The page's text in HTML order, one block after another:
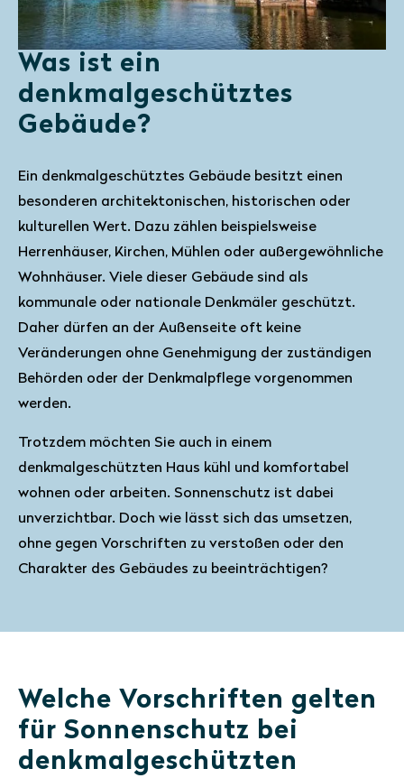
Was ist ein
denkmalgeschütztes
Gebäude?
Ein denkmalgeschütztes Gebäude besitzt einen
besonderen architektonischen, historischen oder
kulturellen Wert. Dazu zählen beispielsweise
Herrenhäuser, Kirchen, Mühlen oder außergewöhnliche
Wohnhäuser. Viele dieser Gebäude sind als
kommunale oder nationale Denkmäler geschützt.
Daher dürfen an der Außenseite oft keine
Veränderungen ohne Genehmigung der zuständigen
Behörden oder der Denkmalpflege vorgenommen
werden.
Trotzdem möchten Sie auch in einem
denkmalgeschützten Haus kühl und komfortabel
wohnen oder arbeiten. Sonnenschutz ist dabei
unverzichtbar. Doch wie lässt sich das umsetzen,
ohne gegen Vorschriften zu verstoßen oder den
Charakter des Gebäudes zu beeinträchtigen?
Welche Vorschriften gelten
für Sonnenschutz bei
denkmalgeschützten